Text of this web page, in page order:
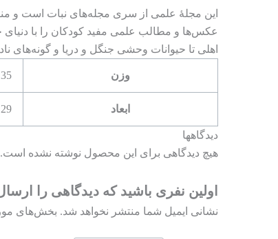
این مجلۀ علمی از سری مجله‌های نبات است و
عکس‌ها و مطالب علمی مفید کودکان را با دنیای
اهلی تا حیوانات وحشی جنگل و دریا و
وزن 0,135
ابعاد 29 × 21 × 0,4 سانتیمتر
دیدگاهها
هیچ دیدگاهی برای این محصول نوشته نشده است.
اولین نفری باشید که دیدگاهی را
نشانی ایمیل شما منتشر نخواهد شد. بخش‌های